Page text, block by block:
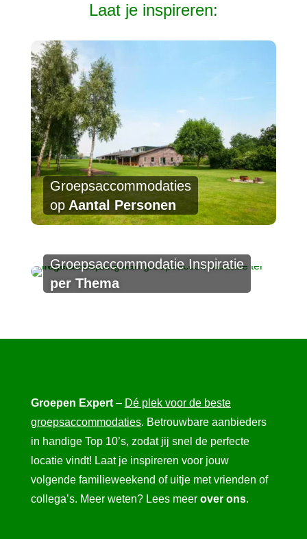
Laat je inspireren:
Groepsaccommodaties
opAantal Personen
Groepsaccommodatie Inspiratie
per Thema
Groepen Expert– Dé plek voor de beste
groepsaccommodaties. Betrouwbare aanbieders
in handige Top 10’s, zodat jij snel de perfecte
locatie vindt! Laat je inspireren voor jouw
volgende familieweekend of uitje met vrienden of
collega’s. Meer weten? Lees meer over ons.